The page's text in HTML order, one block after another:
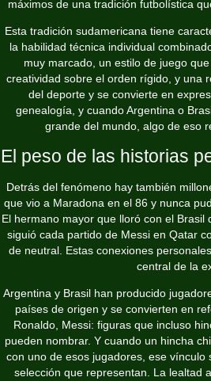
máximos de una tradición futbolística
Esta tradición sudamericana tiene
la habilidad técnica individual
muy marcado, un estilo de juego
creatividad sobre el orden rígido, y una
del deporte y se convierte en
genealogía, y cuando Argentina o
grande del mundo, algo de eso
El peso de las historias
Detrás del fenómeno hay también
que vio a Maradona en el 86 y nunca
El hermano mayor que lloró con el
siguió cada partido de Messi en Qatar
de neutral. Estas conexiones
central de la
Argentina y Brasil han producido
países de origen y se convierten en
Ronaldo, Messi: figuras que incluso
pueden nombrar. Y cuando un hincha
con uno de esos jugadores, ese vínculo
selección que representan. La lealtad